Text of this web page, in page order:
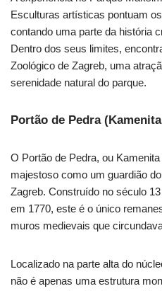
Esculturas artísticas pontuam
contando uma parte da história
Dentro dos seus limites,
Zoológico de Zagreb, uma
serenidade natural do parque.
Portão de Pedra
O Portão de Pedra, ou
majestoso como um guardião
Zagreb. Construído no século
em 1770, este é o único
muros medievais que
Localizado na parte alta do
não é apenas uma estrutura